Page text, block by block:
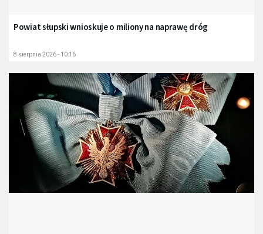
Powiat słupski wnioskuje o miliony na naprawę dróg
8 sierpnia 2026 - 10:16